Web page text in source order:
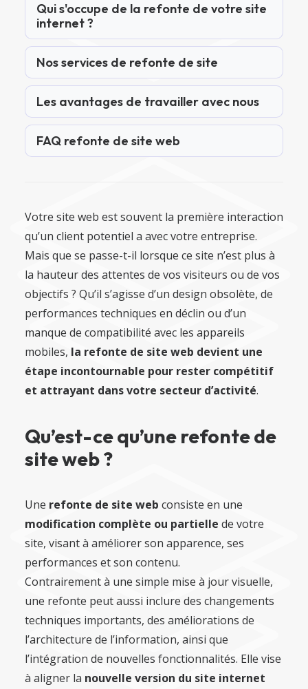
Qui s'occupe de la refonte de votre site
internet ?
Nos services de refonte de site
Les avantages de travailler avec nous
FAQ refonte de site web
Votre site web est souvent la première interaction
qu’un client potentiel a avec votre entreprise.
Mais que se passe-t-il lorsque ce site n’est plus à
la hauteur des attentes de vos visiteurs ou de vos
objectifs ? Qu’il s’agisse d’un design obsolète, de
performances techniques en déclin ou d’un
manque de compatibilité avec les appareils
mobiles, la refonte de site web devient une
étape incontournable pour rester compétitif
et attrayant dans votre secteur d’activité.
Qu’est-ce qu’une refonte de
site web ?
Une refonte de site web consiste en une
modification complète ou partielle de votre
site, visant à améliorer son apparence, ses
performances et son contenu.
Contrairement à une simple mise à jour visuelle,
une refonte peut aussi inclure des changements
techniques importants, des améliorations de
l’architecture de l’information, ainsi que
l’intégration de nouvelles fonctionnalités. Elle vise
à aligner la nouvelle version du site internet